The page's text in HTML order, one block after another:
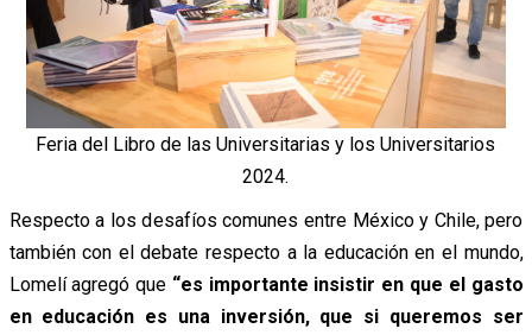
Feria del Libro de las Universitarias y los Universitarios
2024.
Respecto a los desafíos comunes entre México y Chile, pero
también con el debate respecto a la educación en el mundo,
Lomelí agregó que “es importante insistir en que el gasto
en educación es una inversión, que si queremos ser